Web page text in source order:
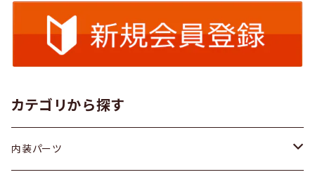
カテゴリから探す
内装パーツ